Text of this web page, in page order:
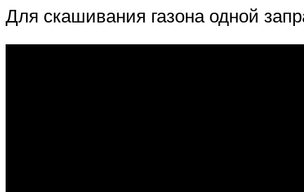
Для скашивания газона одной